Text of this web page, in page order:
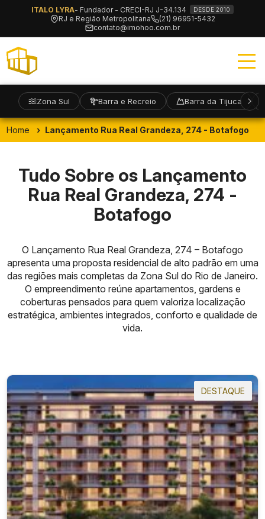
ITALO LYRA- Fundador - CRECI-RJ J-34.134 DESDE 2010
RJ e Região Metropolitana
(21) 96951-5432
contato@imohoo.com.br
Zona Sul Barra e Recreio Barra da Tijuca
Home Lançamento Rua Real Grandeza, 274 - Botafogo
Tudo Sobre os Lançamento
Rua Real Grandeza, 274 -
Botafogo
O Lançamento Rua Real Grandeza, 274 – Botafogo
apresenta uma proposta residencial de alto padrão em uma
das regiões mais completas da Zona Sul do Rio de Janeiro.
O empreendimento reúne apartamentos, gardens e
coberturas pensados para quem valoriza localização
estratégica, ambientes integrados, conforto e qualidade de
vida.
DESTAQUE